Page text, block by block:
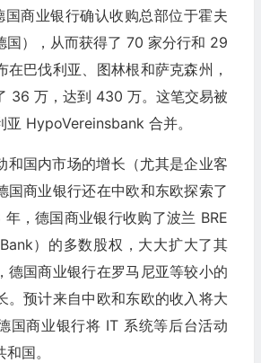
商业银行确认收购总部位于霍夫
国），从而获得了 70 家分行和 29
在巴伐利亚、图林根和萨克森州，
36 万，达到 430 万。这笔交易被
亚 HypoVereinsbank 合并。
和国内市场的增长（尤其是企业客
国商业银行还在中欧和东欧探索了
，德国商业银行收购了波兰 BRE
）的多数股权，大大扩大了其
德国商业银行在罗马尼亚等较小的
。预计来自中欧和东欧的收入将大
国商业银行将 IT 系统等后台活动
国。